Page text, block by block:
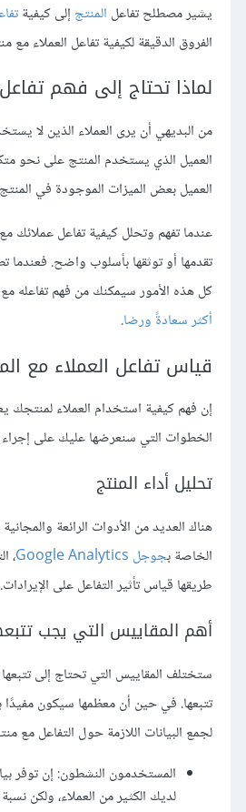
يشير مصطلح تفاعل المنتج إلى كيفية
الفروق الدقيقة لكيفية تفاعل العملاء
لماذا تحتاج إلى فهم
من البديهي أن يرى العملاء الذين لا
العميل الذي يستخدم المنتج على نحو
العميل بعض الميزات الموجودة في
عندما تفهم وتحلل كيفية تفاعل عملائك
تقدمها أو توثقها بأسلوب واضح.
كل هذه الأمور سيمكنك من فهم تفاعله
أكثر سعادةً ورضا.
قياس تفاعل العملاء مع
إن فهم كيفية استخدام العملاء لمنتجك
الخطوات التي سنعرضها عليك على إجراء
تحليل أداء المنتج
هناك العديد من الأدوات الرائعة
الخاصة بجوجل Google Analytics
،
طريقها قياس تأثير التفاعل على
أهم المقاييس التي يجب
ستختلف المقاييس التي تحتاج إلى
تتبعها. في حين أن معظمها سيكون مفيدًا
لجمع البيانات اللازمة حول التفاعل مع
المستخدمون النشطون: إن توفر
لديك الكثير من العملاء، ولكن